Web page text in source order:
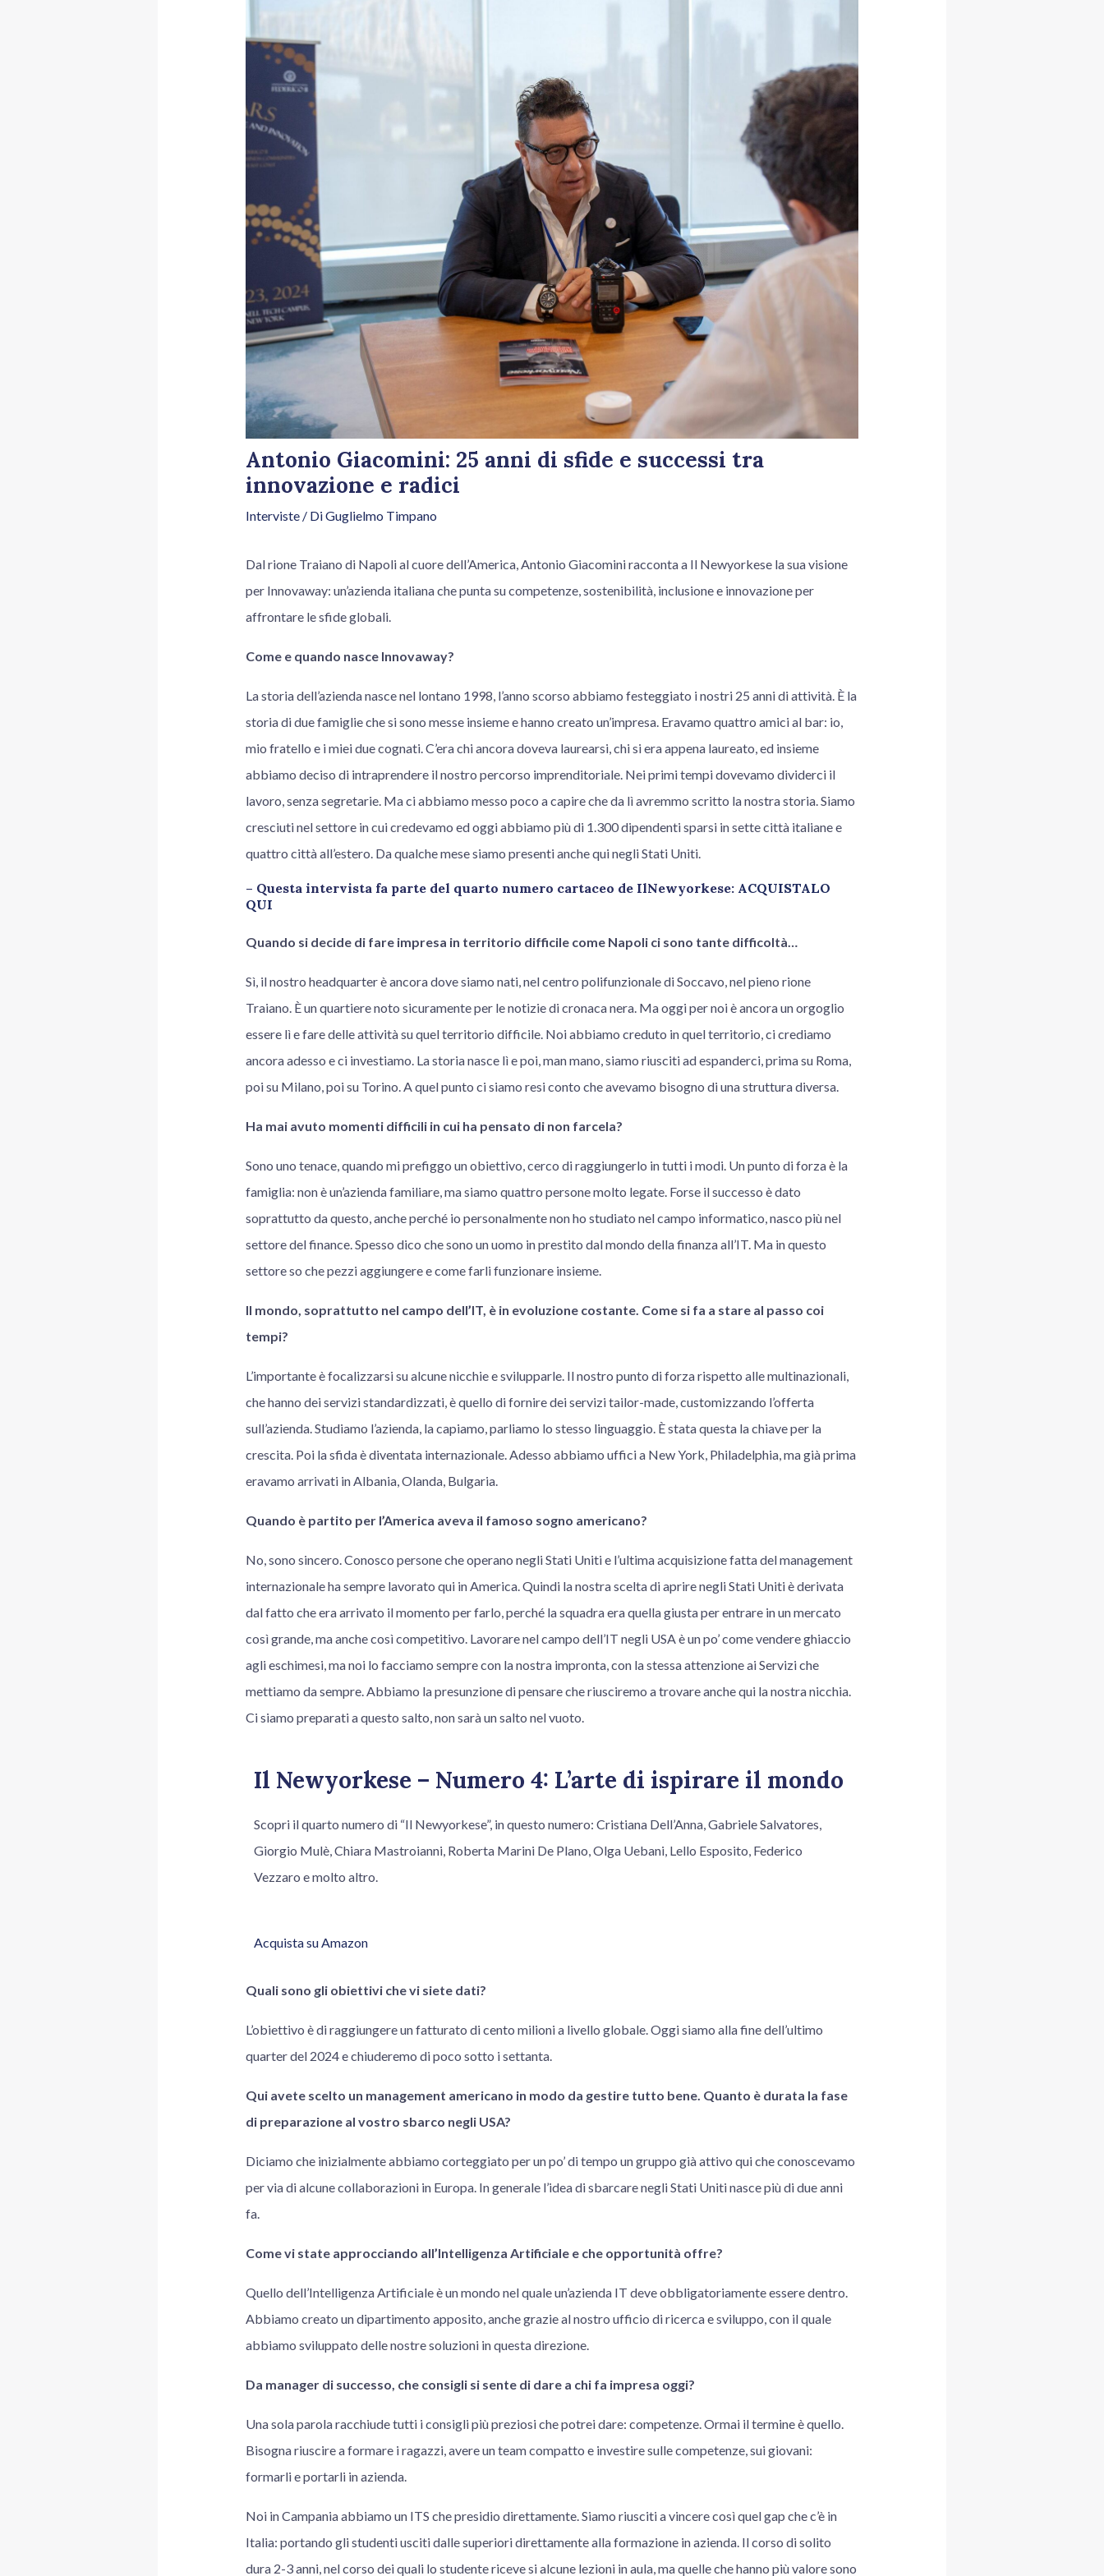
Antonio Giacomini: 25 anni di sfide e successi tra
innovazione e radici
Interviste/ DiGuglielmo Timpano
Dal rione Traiano di Napoli al cuore dell’America, Antonio Giacomini racconta a Il Newyorkese la sua visione
per Innovaway: un’azienda italiana che punta su competenze, sostenibilità, inclusione e innovazione per
affrontare le sfide globali.
Come e quando nasce Innovaway?
La storia dell’azienda nasce nel lontano 1998, l’anno scorso abbiamo festeggiato i nostri 25 anni di attività. È la
storia di due famiglie che si sono messe insieme e hanno creato un’impresa. Eravamo quattro amici al bar: io,
mio fratello e i miei due cognati. C’era chi ancora doveva laurearsi, chi si era appena laureato, ed insieme
abbiamo deciso di intraprendere il nostro percorso imprenditoriale. Nei primi tempi dovevamo dividerci il
lavoro, senza segretarie. Ma ci abbiamo messo poco a capire che da lì avremmo scritto la nostra storia. Siamo
cresciuti nel settore in cui credevamo ed oggi abbiamo più di 1.300 dipendenti sparsi in sette città italiane e
quattro città all’estero. Da qualche mese siamo presenti anche qui negli Stati Uniti.
– Questa intervista fa parte del quarto numero cartaceo de IlNewyorkese: ACQUISTALO
QUI
Quando si decide di fare impresa in territorio difficile come Napoli ci sono tante difficoltà…
Sì, il nostro headquarter è ancora dove siamo nati, nel centro polifunzionale di Soccavo, nel pieno rione
Traiano. È un quartiere noto sicuramente per le notizie di cronaca nera. Ma oggi per noi è ancora un orgoglio
essere lì e fare delle attività su quel territorio difficile. Noi abbiamo creduto in quel territorio, ci crediamo
ancora adesso e ci investiamo. La storia nasce lì e poi, man mano, siamo riusciti ad espanderci, prima su Roma,
poi su Milano, poi su Torino. A quel punto ci siamo resi conto che avevamo bisogno di una struttura diversa.
Ha mai avuto momenti difficili in cui ha pensato di non farcela?
Sono uno tenace, quando mi prefiggo un obiettivo, cerco di raggiungerlo in tutti i modi. Un punto di forza è la
famiglia: non è un’azienda familiare, ma siamo quattro persone molto legate. Forse il successo è dato
soprattutto da questo, anche perché io personalmente non ho studiato nel campo informatico, nasco più nel
settore del finance. Spesso dico che sono un uomo in prestito dal mondo della finanza all’IT. Ma in questo
settore so che pezzi aggiungere e come farli funzionare insieme.
Il mondo, soprattutto nel campo dell’IT, è in evoluzione costante. Come si fa a stare al passo coi
tempi?
L’importante è focalizzarsi su alcune nicchie e svilupparle. Il nostro punto di forza rispetto alle multinazionali,
che hanno dei servizi standardizzati, è quello di fornire dei servizi tailor-made, customizzando l’offerta
sull’azienda. Studiamo l’azienda, la capiamo, parliamo lo stesso linguaggio. È stata questa la chiave per la
crescita. Poi la sfida è diventata internazionale. Adesso abbiamo uffici a New York, Philadelphia, ma già prima
eravamo arrivati in Albania, Olanda, Bulgaria.
Quando è partito per l’America aveva il famoso sogno americano?
No, sono sincero. Conosco persone che operano negli Stati Uniti e l’ultima acquisizione fatta del management
internazionale ha sempre lavorato qui in America. Quindi la nostra scelta di aprire negli Stati Uniti è derivata
dal fatto che era arrivato il momento per farlo, perché la squadra era quella giusta per entrare in un mercato
così grande, ma anche così competitivo. Lavorare nel campo dell’IT negli USA è un po’ come vendere ghiaccio
agli eschimesi, ma noi lo facciamo sempre con la nostra impronta, con la stessa attenzione ai Servizi che
mettiamo da sempre. Abbiamo la presunzione di pensare che riusciremo a trovare anche qui la nostra nicchia.
Ci siamo preparati a questo salto, non sarà un salto nel vuoto.
Il Newyorkese – Numero 4: L’arte di ispirare il mondo
Scopri il quarto numero di “Il Newyorkese”, in questo numero: Cristiana Dell’Anna, Gabriele Salvatores,
Giorgio Mulè, Chiara Mastroianni, Roberta Marini De Plano, Olga Uebani, Lello Esposito, Federico
Vezzaro e molto altro.
Acquista su Amazon
Quali sono gli obiettivi che vi siete dati?
L’obiettivo è di raggiungere un fatturato di cento milioni a livello globale. Oggi siamo alla fine dell’ultimo
quarter del 2024 e chiuderemo di poco sotto i settanta.
Qui avete scelto un management americano in modo da gestire tutto bene. Quanto è durata la fase
di preparazione al vostro sbarco negli USA?
Diciamo che inizialmente abbiamo corteggiato per un po’ di tempo un gruppo già attivo qui che conoscevamo
per via di alcune collaborazioni in Europa. In generale l’idea di sbarcare negli Stati Uniti nasce più di due anni
fa.
Come vi state approcciando all’Intelligenza Artificiale e che opportunità offre?
Quello dell’Intelligenza Artificiale è un mondo nel quale un’azienda IT deve obbligatoriamente essere dentro.
Abbiamo creato un dipartimento apposito, anche grazie al nostro ufficio di ricerca e sviluppo, con il quale
abbiamo sviluppato delle nostre soluzioni in questa direzione.
Da manager di successo, che consigli si sente di dare a chi fa impresa oggi?
Una sola parola racchiude tutti i consigli più preziosi che potrei dare: competenze. Ormai il termine è quello.
Bisogna riuscire a formare i ragazzi, avere un team compatto e investire sulle competenze, sui giovani:
formarli e portarli in azienda.
Noi in Campania abbiamo un ITS che presidio direttamente. Siamo riusciti a vincere così quel gap che c’è in
Italia: portando gli studenti usciti dalle superiori direttamente alla formazione in azienda. Il corso di solito
dura 2-3 anni, nel corso dei quali lo studente riceve si alcune lezioni in aula, ma quelle che hanno più valore sono